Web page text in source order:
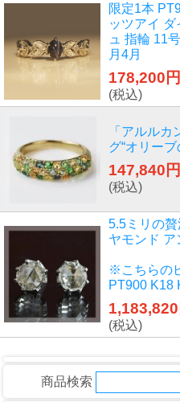
限定1本
ッツアイ
ュ 指輪 11
月4月
178,200円
(税込)
「アルル
グ“オリー
147,840円
(税込)
5.5ミリの
ヤモンド ア
※こちらの
PT900
1,183,820
(税込)
商品検索